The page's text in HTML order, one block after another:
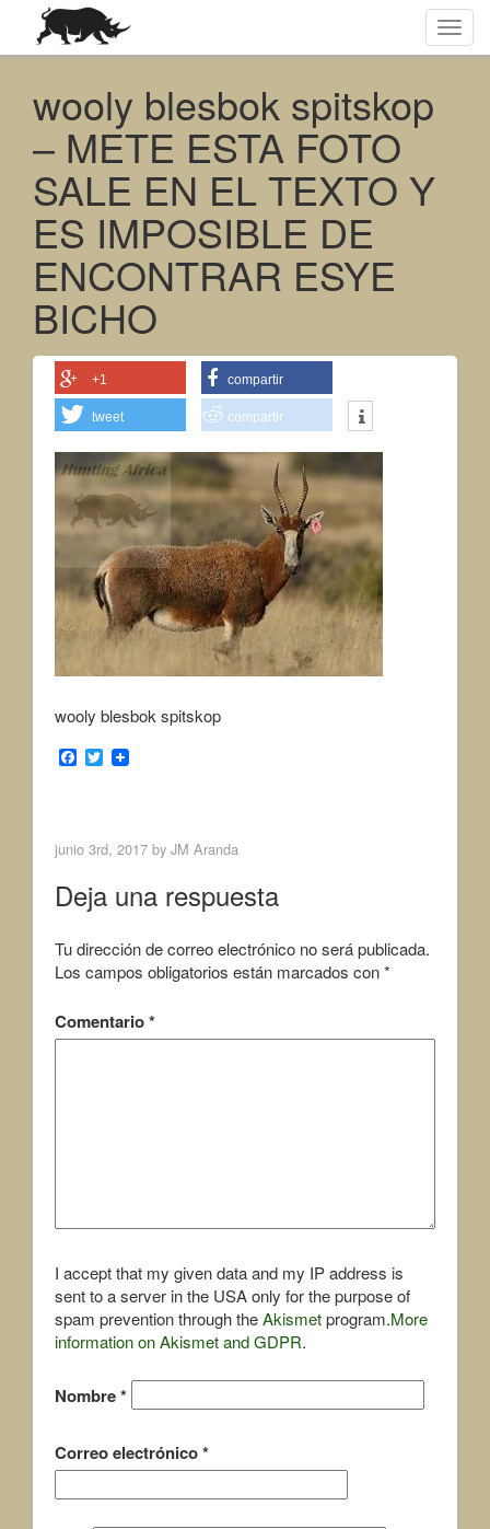
wooly blesbok spitskop
– METE ESTA FOTO
SALE EN EL TEXTO Y
ES IMPOSIBLE DE
ENCONTRAR ESYE
BICHO
+1 compartir
tweet compartir
wooly blesbok spitskop
F
a
o
o
T
w
e
r
junio 3rd, 2017 by JM Aranda
Deja una respuesta
Tu dirección de correo electrónico no será publicada.
Los campos obligatorios están marcados con*
Comentario*
I accept that my given data and my IP address is
sent to a server in the USA only for the purpose of
spam prevention through theAkismetprogram.More
information on Akismet and GDPR.
Nombre*
Correo electrónico*